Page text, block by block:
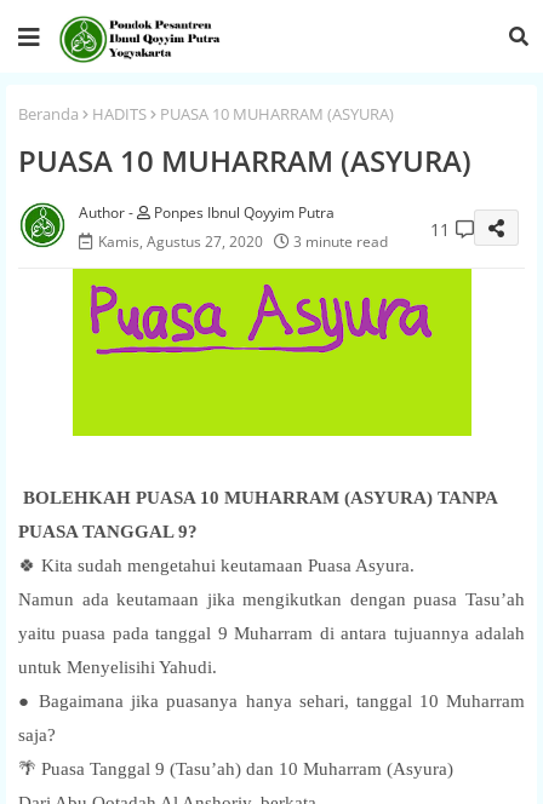
Beranda HADITS PUASA 10 MUHARRAM (ASYURA)
PUASA 10 MUHARRAM (ASYURA)
Ponpes Ibnul Qoyyim Putra
Kamis, Agustus 27, 2020
3 minute read
11
BOLEHKAH PUASA 10 MUHARRAM (ASYURA) TANPA
PUASA TANGGAL 9?
🍀 Kita sudah mengetahui keutamaan Puasa Asyura.
Namun ada keutamaan jika mengikutkan dengan puasa Tasu’ah
yaitu puasa pada tanggal 9 Muharram di antara tujuannya adalah
untuk Menyelisihi Yahudi.
● Bagaimana jika puasanya hanya sehari, tanggal 10 Muharram
saja?
🌴 Puasa Tanggal 9 (Tasu’ah) dan 10 Muharram (Asyura)